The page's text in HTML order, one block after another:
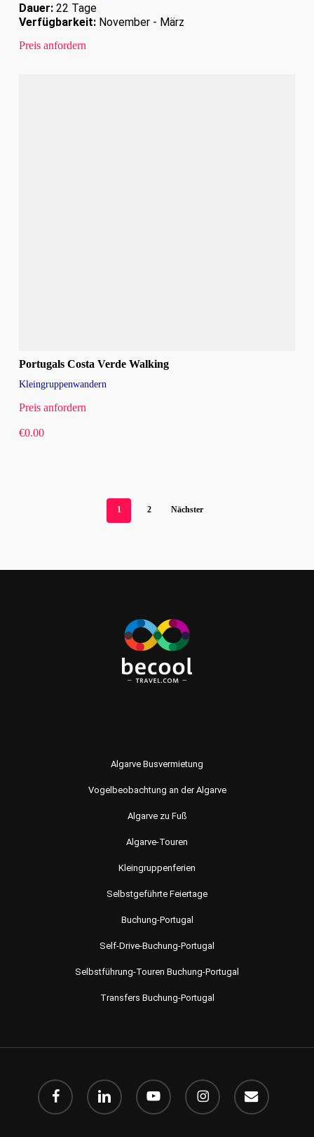
Dauer:22 Tage
Verfügbarkeit:November - März
Preis anfordern
Portugals Costa Verde Walking
Kleingruppenwandern
Preis anfordern
€0.00
1 2 Nächster
Algarve Busvermietung
Vogelbeobachtung an der Algarve
Algarve zu Fuß
Algarve-Touren
Kleingruppenferien
Selbstgeführte Feiertage
Buchung-Portugal
Self-Drive-Buchung-Portugal
Selbstführung-Touren Buchung-Portugal
Transfers Buchung-Portugal
Facebook Linkedin Youtube instagram Email